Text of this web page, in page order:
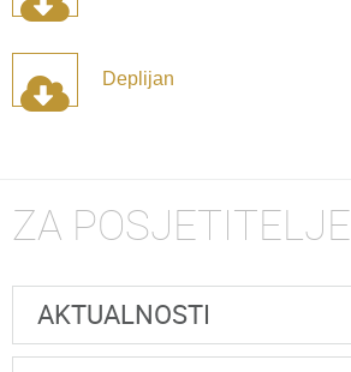
Deplijan
ZA POSJETITELJE
AKTUALNOSTI